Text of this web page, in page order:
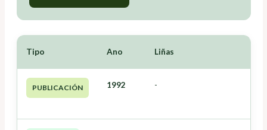
Tipo Ano Liñas
PUBLICACIÓN 1992 -